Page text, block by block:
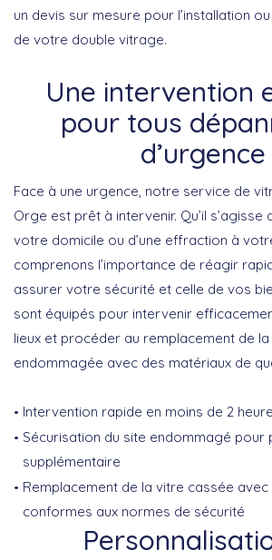
un devis sur mesure pour l’installation
de votre double vitrage.
Une intervention
pour tous
d’urgence
Face à une urgence , notre service de
Orge est prêt à intervenir. Qu’il s’agisse
votre domicile ou d’une effraction à
comprenons l’importance de réagir
assurer votre sécurité et celle de vos
sont équipés pour intervenir
lieux et procéder au remplacement de
endommagée avec des matériaux de
Intervention rapide en moins de 2
Sécurisation du site endommagé pour
supplémentaire
Remplacement de la vitre cassée
conformes aux normes de sécurité